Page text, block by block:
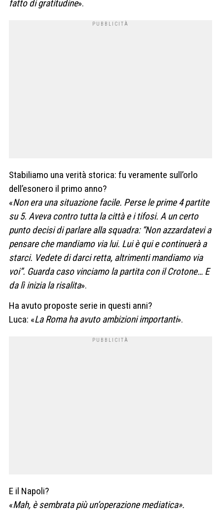
fatto di gratitudine».
Stabiliamo una verità storica: fu veramente sull’orlo
dell’esonero il primo anno?
«Non era una situazione facile. Perse le prime 4 partite
su 5. Aveva contro tutta la città e i tifosi. A un certo
punto decisi di parlare alla squadra: “Non azzardatevi a
pensare che mandiamo via lui. Lui è qui e continuerà a
starci. Vedete di darci retta, altrimenti mandiamo via
voi”. Guarda caso vinciamo la partita con il Crotone… E
da lì inizia la risalita».
Ha avuto proposte serie in questi anni?
Luca: «La Roma ha avuto ambizioni importanti».
E il Napoli?
«Mah, è sembrata più un’operazione mediatica».